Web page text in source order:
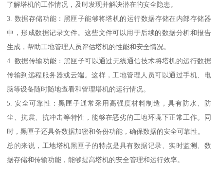
了解塔机的工作情况，及时发现并解决潜在的安全隐患。
3. 数据存储功能：黑匣子能够将塔机的运行数据存储在内部存储器
中，形成数据记录文件。这些文件可以用于后续的数据分析和报告
生成，帮助工地管理人员评估塔机的性能和安全情况。
4. 数据传输功能：黑匣子可以通过无线通信技术将塔机的运行数据
传输到远程服务器或云端。这样，工地管理人员可以通过手机、电
脑等设备随时随地查看和管理塔机的运行情况。
5. 安全可靠性：黑匣子通常采用高强度材料制造，具有防水、防
尘、抗震、抗冲击等特性，能够在恶劣的工地环境下正常工作。同
时，黑匣子还具备数据加密和备份功能，确保数据的安全可靠性。
总的来说，工地塔机黑匣子的特点是具有数据记录、实时监测、数
据存储和传输功能，能够提高塔机的安全管理和运行效率。